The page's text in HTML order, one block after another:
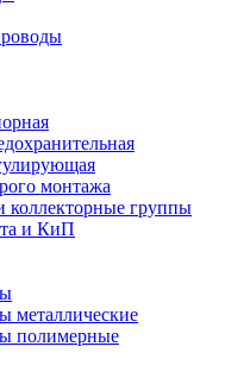
монтажа
коллекторные группы
и КиП
металлические
полимерные